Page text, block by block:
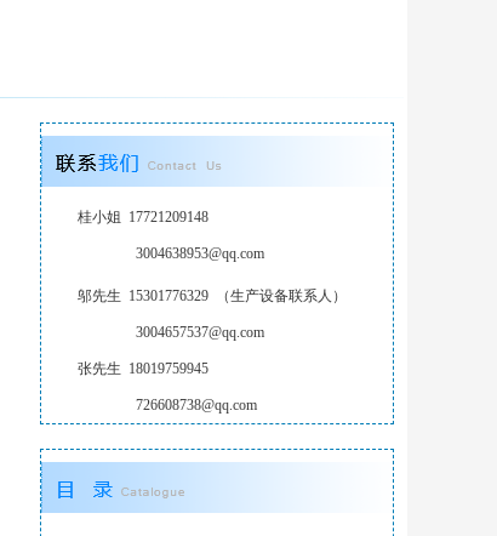
桂小姐 17721209148
3004638953@qq.com
邬先生 15301776329 （生产设备联系人）
3004657537@qq.com
张先生 18019759945
726608738@qq.com